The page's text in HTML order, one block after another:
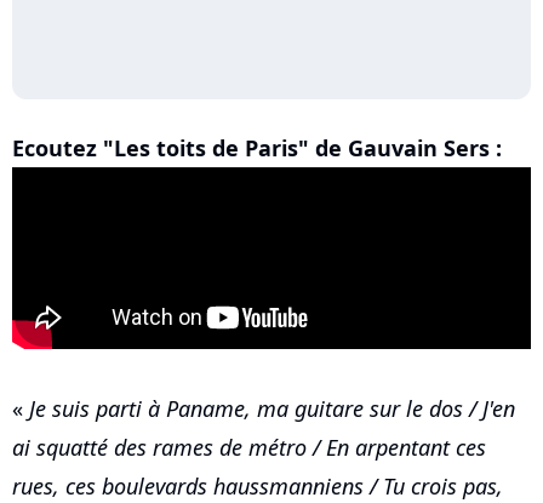
Ecoutez "Les toits de Paris" de Gauvain Sers :
« Je suis parti à Paname, ma guitare sur le dos / J'en
ai squatté des rames de métro / En arpentant ces
rues, ces boulevards haussmanniens / Tu crois pas,